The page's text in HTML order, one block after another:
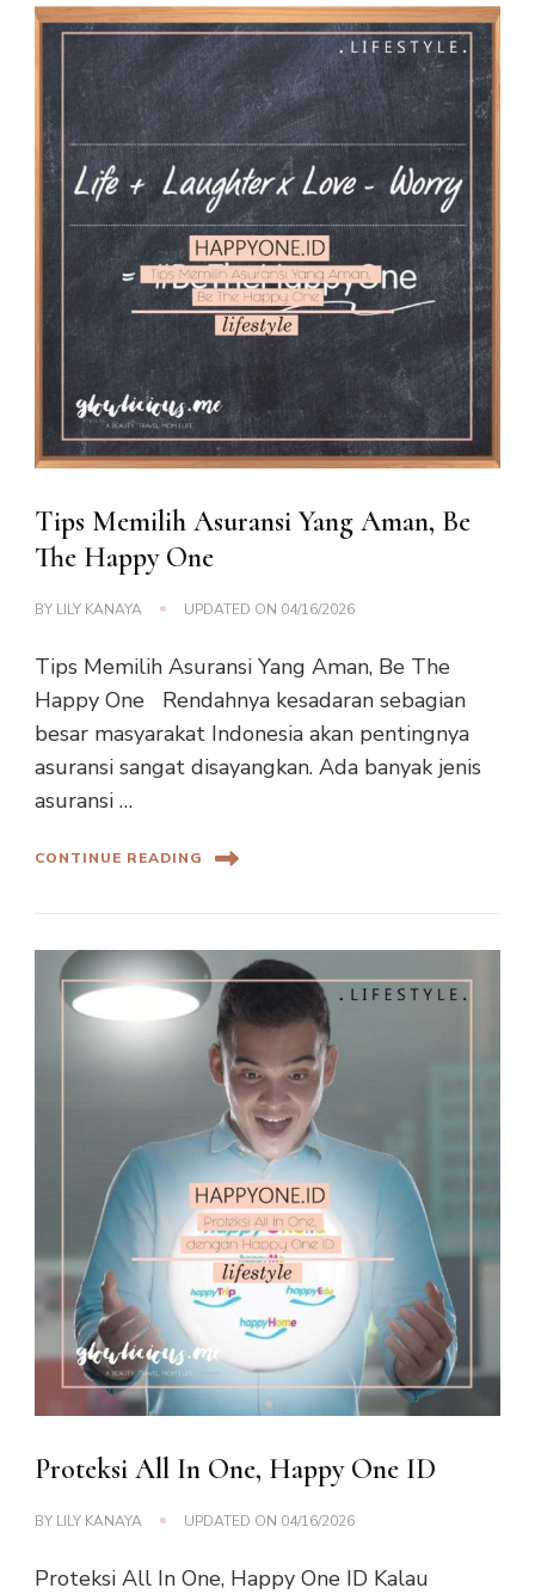
Tips Memilih Asuransi Yang Aman, Be
The Happy One
BY LILY KANAYA UPDATED ON 04/16/2026
Tips Memilih Asuransi Yang Aman, Be The
Happy One Rendahnya kesadaran sebagian
besar masyarakat Indonesia akan pentingnya
asuransi sangat disayangkan. Ada banyak jenis
asuransi …
CONTINUE READING
Proteksi All In One, Happy One ID
BY LILY KANAYA UPDATED ON 04/16/2026
Proteksi All In One, Happy One ID Kalau